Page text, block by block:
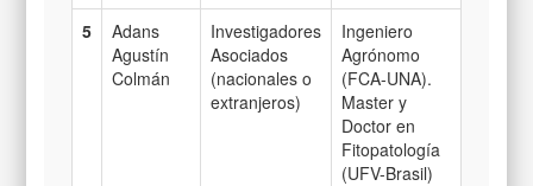
5
Adans
Agustín
Colmán
Investigadores
Asociados
(nacionales o
extranjeros)
Ingeniero
Agrónomo
(FCA-UNA).
Master y
Doctor en
Fitopatología
(UFV-Brasil)